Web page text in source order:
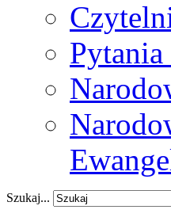
Szukaj...